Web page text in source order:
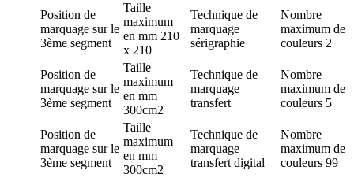
Position de
marquage sur le
3ème segment
Taille
maximum
en mm 210
x 210
Technique de
marquage
sérigraphie
Nombre
maximum de
couleurs 2
Position de
marquage sur le
3ème segment
Taille
maximum
en mm
300cm2
Technique de
marquage
transfert
Nombre
maximum de
couleurs 5
Position de
marquage sur le
3ème segment
Taille
maximum
en mm
300cm2
Technique de
marquage
transfert digital
Nombre
maximum de
couleurs 99